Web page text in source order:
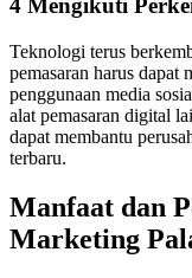
4 Mengikuti
Teknologi terus
pemasaran harus
penggunaan media
alat pemasaran digital
dapat membantu
terbaru.
Manfaat dan
Marketing